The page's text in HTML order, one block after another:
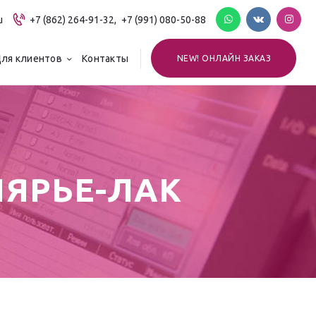
+7 (862) 264-91-32, +7 (991) 080-50-88
клиентов Контакты NEW! ОНЛАЙН ЗАКАЗ
ЛАК